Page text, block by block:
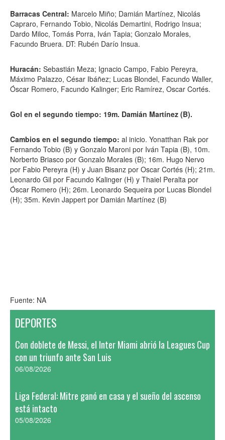
Barracas Central: Marcelo Miño; Damián Martínez, Nicolás
Capraro, Fernando Tobio, Nicolás Demartini, Rodrigo Insua;
Dardo Miloc, Tomás Porra, Iván Tapia; Gonzalo Morales,
Facundo Bruera. DT: Rubén Darío Insua.
Huracán: Sebastián Meza; Ignacio Campo, Fabio Pereyra,
Máximo Palazzo, César Ibáñez; Lucas Blondel, Facundo Waller,
Óscar Romero, Facundo Kalinger; Eric Ramírez, Oscar Cortés.
Gol en el segundo tiempo: 19m. Damián Martínez (B).
Cambios en el segundo tiempo: al inicio. Yonatthan Rak por
Fernando Tobio (B) y Gonzalo Maroni por Iván Tapia (B), 10m.
Norberto Briasco por Gonzalo Morales (B); 16m. Hugo Nervo
por Fabio Pereyra (H) y Juan Bisanz por Oscar Cortés (H); 21m.
Leonardo Gil por Facundo Kalinger (H) y Thaiel Peralta por
Óscar Romero (H); 26m. Leonardo Sequeira por Lucas Blondel
(H); 35m. Kevin Jappert por Damián Martínez (B)
Fuente: NA
DEPORTES
Con doblete de Messi, el Inter Miami abrió la Leagues Cup
con un triunfo ante San Luis
06/08/2026
Liga Federal: Mitre ganó en casa y el sueño del ascenso
está intacto
05/08/2026